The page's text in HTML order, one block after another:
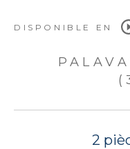
DISPONIBLE EN
2